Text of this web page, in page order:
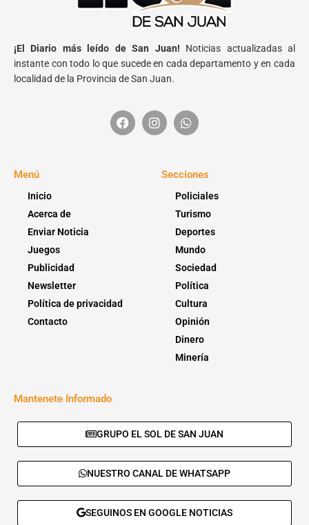
¡El Diario más leído de San Juan! Noticias actualizadas al
instante con todo lo que sucede en cada departamento y en cada
localidad de la Provincia de San Juan.
Menú
Inicio
Acerca de
Enviar Noticia
Juegos
Publicidad
Newsletter
Política de privacidad
Contacto
Secciones
Policiales
Turismo
Deportes
Mundo
Sociedad
Política
Cultura
Opinión
Dinero
Minería
Mantenete Informado
GRUPO EL SOL DE SAN JUAN
NUESTRO CANAL DE WHATSAPP
SEGUINOS EN GOOGLE NOTICIAS